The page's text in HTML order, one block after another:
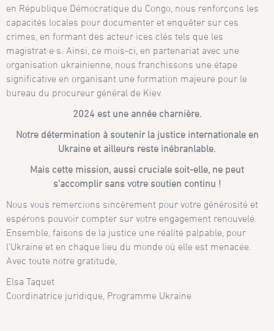
en République Démocratique du Congo, nous renforçons les
capacités locales pour documenter et enquêter sur ces
crimes, en formant des acteur·ices clés tels que les
magistrat·e·s. Ainsi, ce mois-ci, en partenariat avec une
organisation ukrainienne, nous franchissons une étape
significative en organisant une formation majeure pour le
bureau du procureur général de Kiev.
2024 est une année charnière.
Notre détermination à soutenir la justice internationale en
Ukraine et ailleurs reste inébranlable.
Mais cette mission, aussi cruciale soit-elle, ne peut
s’accomplir sans votre soutien continu !
Nous vous remercions sincèrement pour votre générosité et
espérons pouvoir compter sur votre engagement renouvelé.
Ensemble, faisons de la justice une réalité palpable, pour
l’Ukraine et en chaque lieu du monde où elle est menacée.
Avec toute notre gratitude,
Elsa Taquet
Coordinatrice juridique, Programme Ukraine